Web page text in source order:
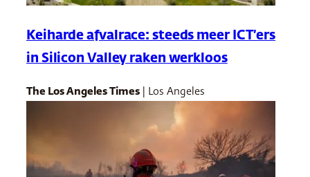
Keiharde afvalrace: steeds meer ICT’ers
in Silicon Valley raken werkloos
The Los Angeles Times | Los Angeles